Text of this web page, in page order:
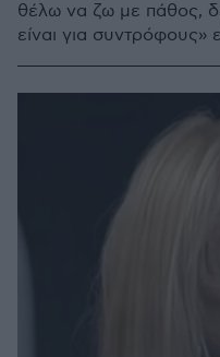
θέλω να ζω με πάθος,
είναι για